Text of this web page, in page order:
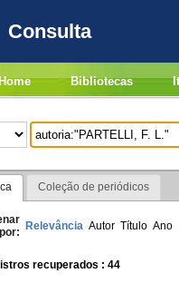
Consulta
Bibliotecas
Coleção de periódicos
por: Relevância Autor Título Ano
recuperados : 44